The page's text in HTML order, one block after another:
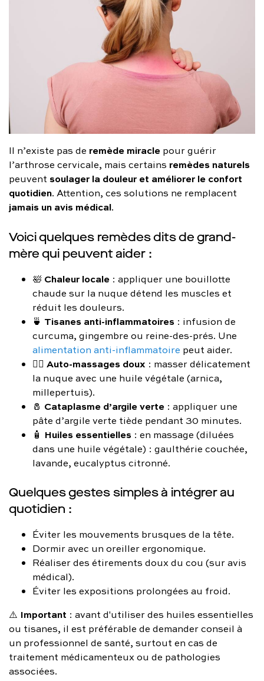
Il n’existe pas de remède miracle pour guérir
l’arthrose cervicale, mais certains remèdes naturels
peuvent soulager la douleur et améliorer le confort
quotidien. Attention, ces solutions ne remplacent
jamais un avis médical.
Voici quelques remèdes dits de grand-
mère qui peuvent aider :
🛀 Chaleur locale : appliquer une bouillotte
chaude sur la nuque détend les muscles et
réduit les douleurs.
🍵 Tisanes anti-inflammatoires : infusion de
curcuma, gingembre ou reine-des-prés. Une
alimentation anti-inflammatoire peut aider.
💆‍♀️ Auto-massages doux : masser délicatement
la nuque avec une huile végétale (arnica,
millepertuis).
🧂 Cataplasme d’argile verte : appliquer une
pâte d’argile verte tiède pendant 30 minutes.
🧴 Huiles essentielles : en massage (diluées
dans une huile végétale) : gaulthérie couchée,
lavande, eucalyptus citronné.
Quelques gestes simples à intégrer au
quotidien :
Éviter les mouvements brusques de la tête.
Dormir avec un oreiller ergonomique.
Réaliser des étirements doux du cou (sur avis
médical).
Éviter les expositions prolongées au froid.
⚠️ Important : avant d'utiliser des huiles essentielles
ou tisanes, il est préférable de demander conseil à
un professionnel de santé, surtout en cas de
traitement médicamenteux ou de pathologies
associées.